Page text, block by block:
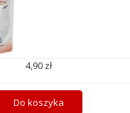
4,90 zł
Do koszyka